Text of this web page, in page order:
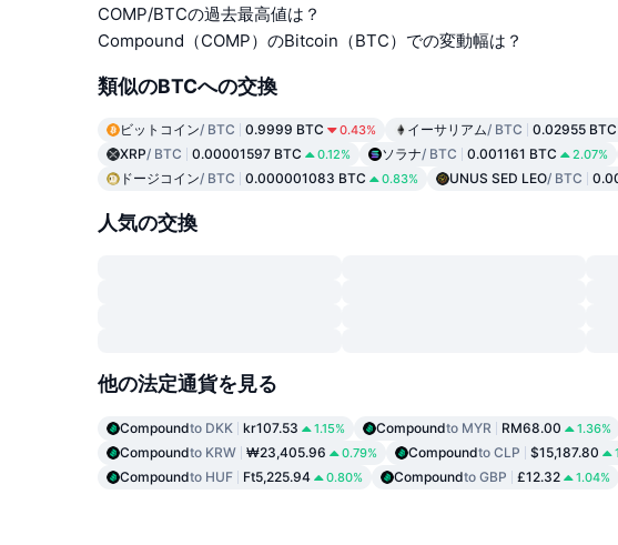
COMP/BTCの過去最高値は？
Compound（COMP）のBitcoin（BTC）での変動幅は？
類似のBTCへの交換
ビットコイン/ BTC 0.9999 BTC 0.43% イーサリアム/ BTC 0.02955 BTC
XRP/ BTC 0.00001597 BTC 0.12% ソラナ/ BTC 0.001161 BTC 2.07%
ドージコイン/ BTC 0.000001083 BTC 0.83% UNUS SED LEO/ BTC
人気の交換
他の法定通貨を見る
Compoundto DKK kr107.53 1.15% Compoundto MYR RM68.00 1.36%
Compoundto KRW ₩23,405.96 0.79% Compoundto CLP $15,187.80
Compoundto HUF Ft5,225.94 0.80% Compoundto GBP £12.32 1.04%